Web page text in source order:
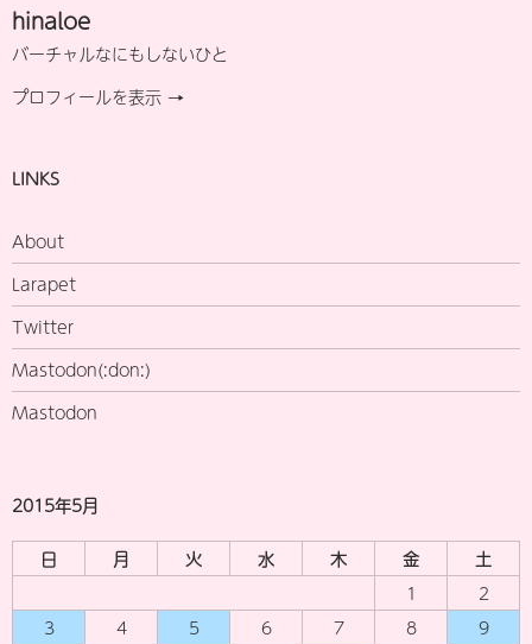
hinaloe
バーチャルなにもしないひと
プロフィールを表示 →
LINKS
About
Larapet
Twitter
Mastodon(:don:)
Mastodon
2015年5月
日 月 火 水 木 金
土
1
2
3
4 5 6 7 8
9